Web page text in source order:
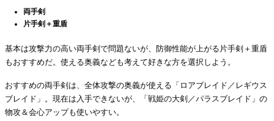
両手剣
片手剣＋重盾
基本は攻撃力の高い両手剣で問題ないが、防御性能が上がる片手剣＋重盾
もおすすめだ。使える奥義なども考えて好きな方を選択しよう。
おすすめの両手剣は、全体攻撃の奥義が使える「ロアブレイド／レギウス
ブレイド」。現在は入手できないが、「戦姫の大剣／パラスブレイド」の
物攻＆会心アップも使いやすい。